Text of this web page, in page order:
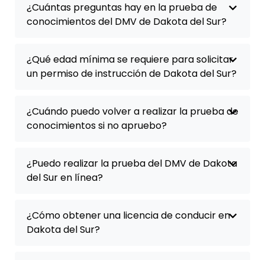
¿Cuántas preguntas hay en la prueba de
conocimientos del DMV de Dakota del Sur?
¿Qué edad mínima se requiere para solicitar
un permiso de instrucción de Dakota del Sur?
¿Cuándo puedo volver a realizar la prueba de
conocimientos si no apruebo?
¿Puedo realizar la prueba del DMV de Dakota
del Sur en línea?
¿Cómo obtener una licencia de conducir en
Dakota del Sur?